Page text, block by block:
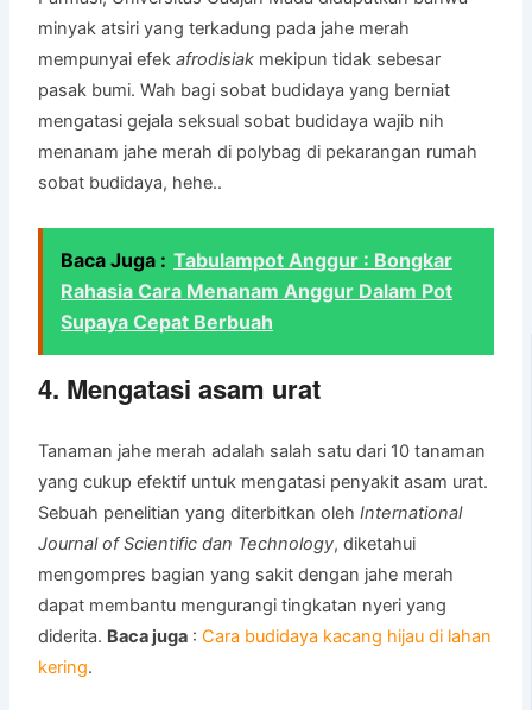
minyak atsiri yang terkadung pada jahe merah
mempunyai efekafrodisiak mekipun tidak sebesar
pasak bumi. Wah bagi sobat budidaya yang berniat
mengatasi gejala seksual sobat budidaya wajib nih
menanam jahe merah di polybag di pekarangan rumah
sobat budidaya, hehe..
Baca Juga : Tabulampot Anggur : Bongkar
Rahasia Cara Menanam Anggur Dalam Pot
Supaya Cepat Berbuah
4. Mengatasi asam urat
Tanaman jahe merah adalah salah satu dari 10 tanaman
yang cukup efektif untuk mengatasi penyakit asam urat.
Sebuah penelitian yang diterbitkan olehInternational
Journal of Scientific dan Technology, diketahui
mengompres bagian yang sakit dengan jahe merah
dapat membantu mengurangi tingkatan nyeri yang
diderita. Baca juga :Cara budidaya kacang hijau di lahan
kering.